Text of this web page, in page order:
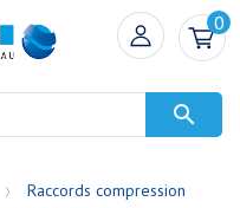
0

Raccords compression